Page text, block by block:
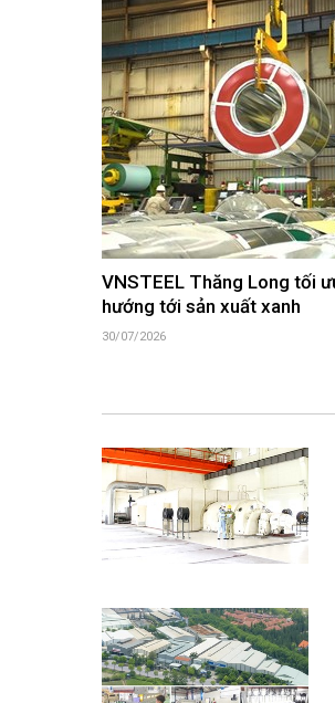
VNSTEEL Thăng Long tối
hướng tới sản xuất xanh
30/07/2026